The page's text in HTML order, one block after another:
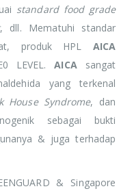
standard food grade
, dll. Mematuhi standar
produk HPL AICA
LEVEL.AICA sangat
yang terkenal
House Syndrome, dan
sebagai bukti
& juga terhadap
& Singapore